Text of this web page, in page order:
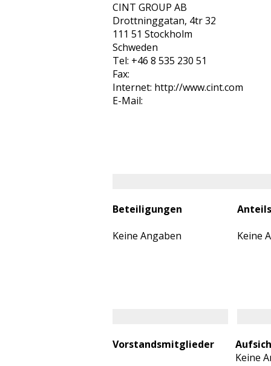
CINT GROUP AB
Drottninggatan, 4tr 32
111 51 Stockholm
Schweden
Tel: +46 8 535 230 51
Fax:
Internet: http://www.cint.com
E-Mail:
Beteiligungen
Keine Angaben
Keine
Vorstandsmitglieder
Keine